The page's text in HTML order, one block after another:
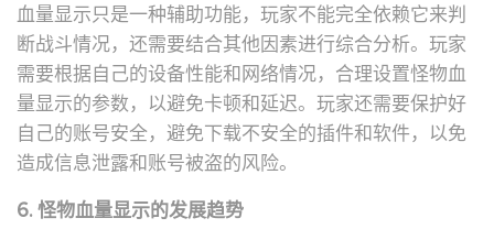
血量显示只是一种辅助功能，玩家不能完全依赖它来判
断战斗情况，还需要结合其他因素进行综合分析。玩家
需要根据自己的设备性能和网络情况，合理设置怪物血
量显示的参数，以避免卡顿和延迟。玩家还需要保护好
自己的账号安全，避免下载不安全的插件和软件，以免
造成信息泄露和账号被盗的风险。
6. 怪物血量显示的发展趋势